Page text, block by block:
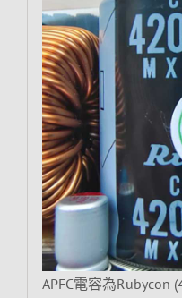
APFC電容為Rubycon